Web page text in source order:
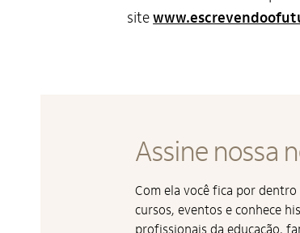
site
Assine nossa
Com ela você fica por
cursos, eventos e conhece
profissionais da educação,